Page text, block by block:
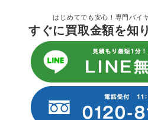
はじめてでも安心！専門バイ
すぐに買取金額を知